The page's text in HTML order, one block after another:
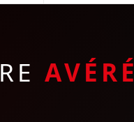
AVÉRÉ